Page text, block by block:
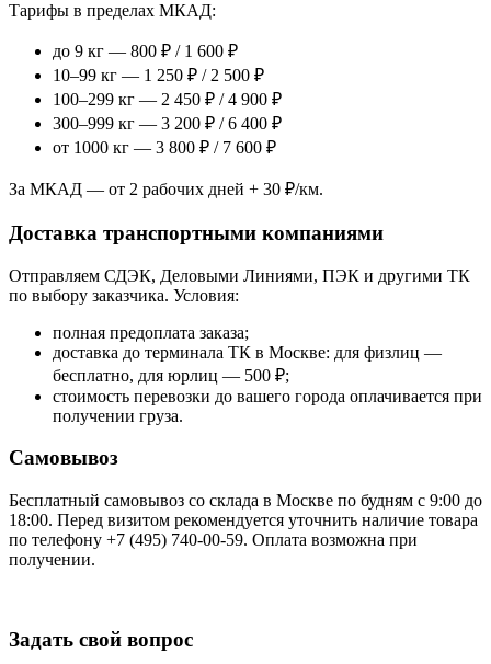
Тарифы в пределах МКАД:
до 9 кг — 800 ₽ / 1 600 ₽
10–99 кг — 1 250 ₽ / 2 500 ₽
100–299 кг — 2 450 ₽ / 4 900 ₽
300–999 кг — 3 200 ₽ / 6 400 ₽
от 1000 кг — 3 800 ₽ / 7 600 ₽
За МКАД — от 2 рабочих дней + 30 ₽/км.
Доставка транспортными компаниями
Отправляем СДЭК, Деловыми Линиями, ПЭК и другими ТК
по выбору заказчика. Условия:
полная предоплата заказа;
доставка до терминала ТК в Москве: для физлиц —
бесплатно, для юрлиц — 500 ₽;
стоимость перевозки до вашего города оплачивается при
получении груза.
Самовывоз
Бесплатный самовывоз со склада в Москве по будням с 9:00 до
18:00. Перед визитом рекомендуется уточнить наличие товара
по телефону +7 (495) 740-00-59. Оплата возможна при
получении.
Задать свой вопрос